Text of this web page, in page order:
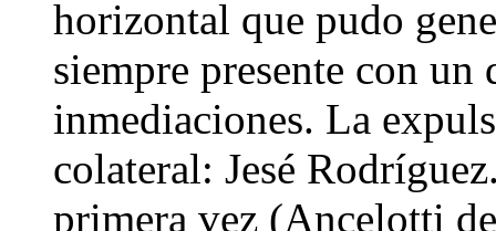
horizontal que pudo
siempre presente con
inmediaciones. La
colateral: Jesé
primera vez (Ancelotti